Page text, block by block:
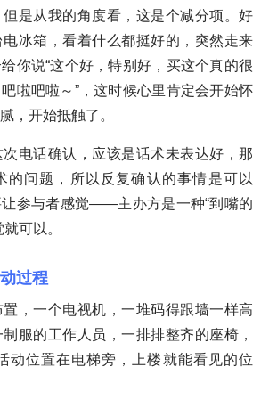
是从我的角度看，这是个减分项。好
冰箱，看着什么都挺好的，突然走来
你说“这个好，特别好，买这个真的很
啦吧啦～”，这时候心里肯定会开始怀
，开始抵触了。
电话确认，应该是话术未表达好，那
的问题，所以反复确认的事情是可以
参与者感觉——主办方是一种“到嘴的
可以。
过程
，一个电视机，一堆码得跟墙一样高
服的工作人员，一排排整齐的座椅，
动位置在电梯旁，上楼就能看见的位